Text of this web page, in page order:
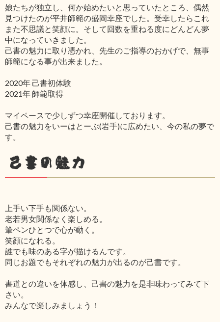
娘たちが独立し、何か始めたいと思っていたところ、偶然
見つけたのが平井師範の盛岡幸座でした。受幸したらこれ
また不思議と笑顔に。そして回数を重ねる度にどんどん夢
中になっていきました。
己書の魅力に取り憑かれ、先生のご指導のおかげで、無事
師範になる事が出来ました。
2020年 己書初体験
2021年 師範取得
マイペースで少しずつ幸座開催しております。
己書の魅力をいーはとーぶ(岩手)に広めたい、今の私の夢で
す。
己書の魅力
上手い下手も関係ない。
老若男女関係なく楽しめる。
筆ペンひとつで心が動く。
笑顔になれる。
誰でも味のある字が描けるんです。
同じお題でもそれぞれの魅力が出るのが己書です。
書道との違いを体感し、己書の魅力を是非味わってみて下
さい。
みんなで楽しみましょう！